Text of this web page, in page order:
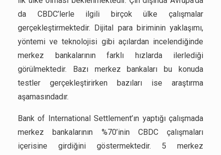
da CBDC’lerle ilgili birçok ülke çalışmalar
gerçekleştirmektedir. Dijital para biriminin yaklaşımı,
yöntemi ve teknolojisi gibi açılardan incelendiğinde
merkez bankalarının farklı hızlarda ilerlediği
görülmektedir. Bazı merkez bankaları bu konuda
testler gerçekleştirirken bazıları ise araştırma
aşamasındadır.
Bank of International Settlement’ın yaptığı çalışmada
merkez bankalarının %70’inin CBDC çalışmaları
içerisine girdiğini göstermektedir. 5 merkez